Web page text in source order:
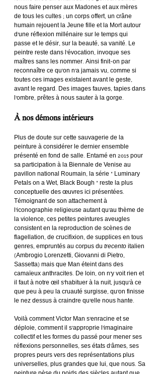
nous faire penser aux Madones et aux mères
de tous les cultes ; un corps offert, un crâne
humain rejouent la Jeune fille et la Mort autour
d’une réflexion millénaire sur le temps qui
passe et le désir, sur la beauté, sa vanité. Le
peintre reste dans l’évocation, invoque ses
maîtres sans les nommer. Ainsi finit-on par
reconnaître ce qu’on n’a jamais vu, comme si
toutes ces images existaient avant le geste,
avant le regard. Des images fauves, tapies dans
l’ombre, prêtes à nous sauter à la gorge.
À nos démons intérieurs
Plus de doute sur cette sauvagerie de la
peinture à considérer le dernier ensemble
présenté en fond de salle. Entamé en 2015 pour
sa participation à la Biennale de Venise au
pavillon national Roumain, la série « Luminary
Petals on a Wet, Black Bough » reste la plus
conceptuelle des œuvres ici présentées.
Témoignant de son attachement à
l’iconographie religieuse autant qu’au thème de
la violence, ces petites peintures aveugles
consistent en la reproduction de scènes de
flagellation, de crucifixion, de supplices en tous
genres, empruntés au corpus du trecento italien
(Ambrogio Lorenzetti, Giovanni di Pietro,
Sassetta) mais que Man éteint dans des
camaïeux anthracites. De loin, on n’y voit rien et
il faut à notre œil s’habituer à la nuit, jusqu’à ce
que peu à peu la cruauté surgisse, qu’on finisse
le nez dessus à craindre qu’elle nous hante.
Voilà comment Victor Man s’enracine et se
déploie, comment il s’approprie l’imaginaire
collectif et les formes du passé pour mener ses
réflexions personnelles, ses états d’âmes, ses
propres peurs vers des représentations plus
universelles, plus grandes que lui, que nous. Sa